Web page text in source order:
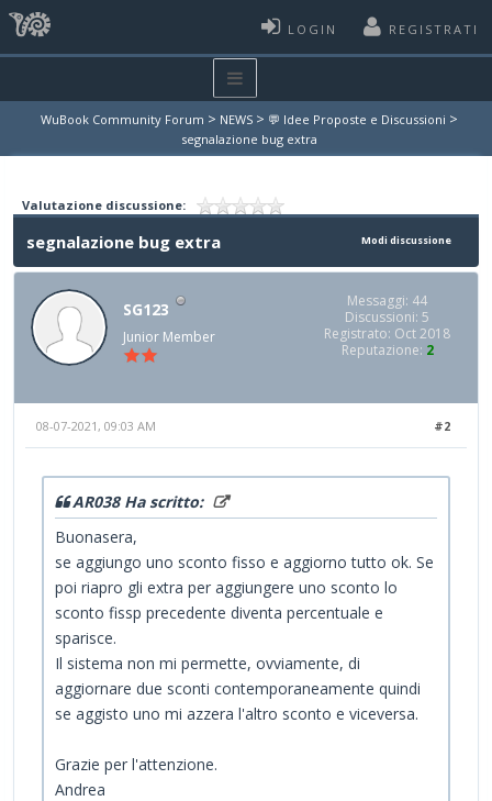
LOGIN REGISTRATI
WuBook Community Forum > NEWS > 💬 Idee Proposte e Discussioni >
segnalazione bug extra
Valutazione discussione:
Modi discussione
segnalazione bug extra
SG123
Junior Member
Messaggi: 44
Discussioni: 5
Registrato: Oct 2018
Reputazione: 2
#2
08-07-2021, 09:03 AM
AR038 Ha scritto:
Buonasera,
se aggiungo uno sconto fisso e aggiorno tutto ok. Se
poi riapro gli extra per aggiungere uno sconto lo
sconto fissp precedente diventa percentuale e
sparisce.
Il sistema non mi permette, ovviamente, di
aggiornare due sconti contemporaneamente quindi
se aggisto uno mi azzera l'altro sconto e viceversa.
Grazie per l'attenzione.
Andrea